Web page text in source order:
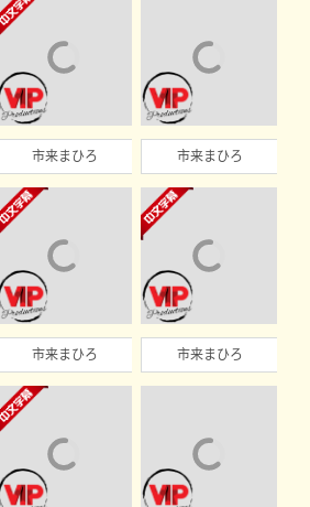
市来まひろ 市来まひろ
市来まひろ 市来まひろ